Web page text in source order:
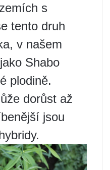
s
tento druh
v našem
Shabo
plodině.
dorůst až
jsou